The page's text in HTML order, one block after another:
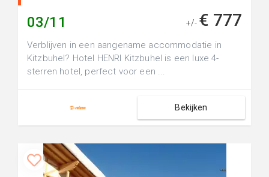
03/11 +/- € 777
Verblijven in een aangename accommodatie in
Kitzbuhel? Hotel HENRI Kitzbuhel is een luxe 4-
sterren hotel, perfect voor een ...
Bekijken